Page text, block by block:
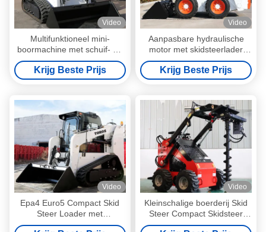
Video
Multifunktioneel mini-
boormachine met schuif- en
stuurgordel met dieselmotor
Krijg Beste Prijs
Video
Aanpasbare hydraulische
motor met skidsteerlader
EURO 5 certificering
Krijg Beste Prijs
Video
Epa4 Euro5 Compact Skid
Steer Loader met
hydraulische breaker
Video
Kleinschalige boerderij Skid
Steer Compact Skidsteer
Loader 1000-1500 Lbs